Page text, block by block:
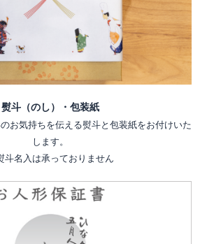
熨斗（のし）・包装紙
お気持ちを伝える熨斗と包装紙をお付けいた
します。
斗名入は承っておりません